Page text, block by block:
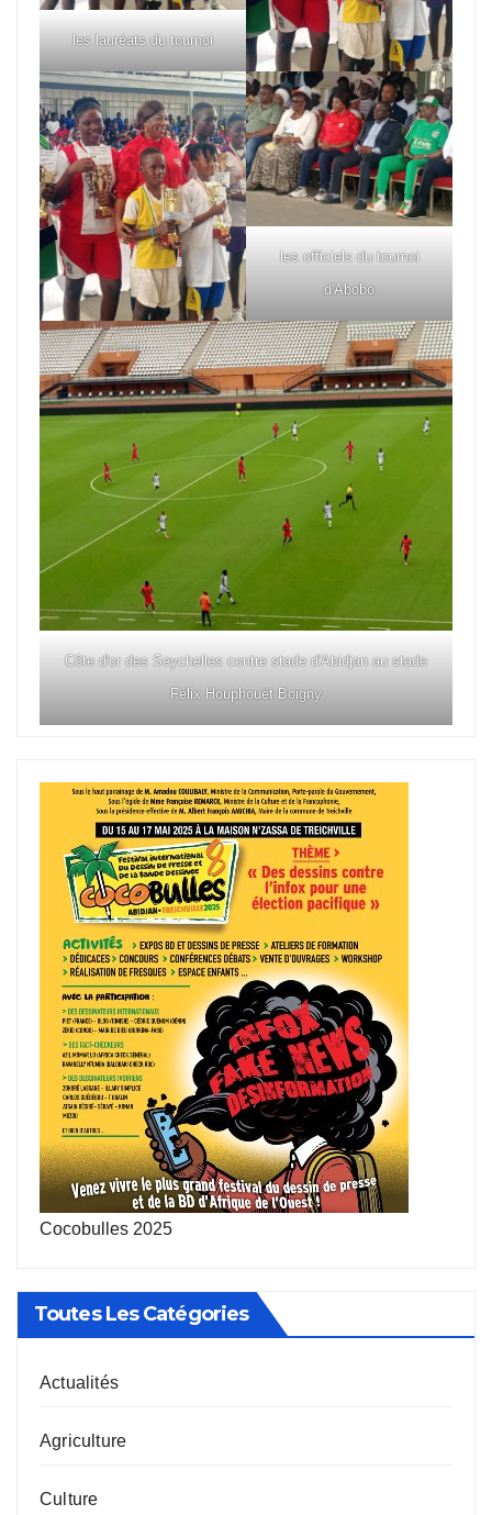
les lauréats du tournoi
les officiels du tournoi
d'Abobo
Côte d'or des Seychelles contre stade d'Abidjan au stade
Félix Houphouët Boigny
Cocobulles 2025
Toutes Les Catégories
Actualités
Agriculture
Culture